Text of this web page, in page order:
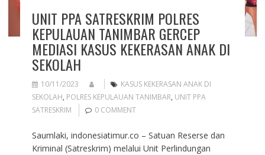
UNIT PPA SATRESKRIM POLRES
KEPULAUAN TANIMBAR GERCEP
MEDIASI KASUS KEKERASAN ANAK DI
SEKOLAH
10/11/2023
KASUS KEKERASAN ANAK DI
SEKOLAH, POLRES KEPULAUAN TANIMBAR, UNIT PPA
SATRESKRIM
0 COMMENT
Saumlaki, indonesiatimur.co – Satuan Reserse dan
Kriminal (Satreskrim) melalui Unit Perlindungan